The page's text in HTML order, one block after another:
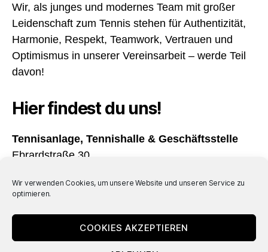
Wir verwenden Cookies, um unsere Website und unseren Service zu
optimieren.
COOKIES AKZEPTIEREN
Wir, als junges und modernes Team mit großer
Leidenschaft zum Tennis stehen für Authentizität,
Harmonie, Respekt, Teamwork, Vertrauen und
Optimismus in unserer Vereinsarbeit – werde Teil
davon!
Hier findest du uns!
Tennisanlage, Tennishalle & Geschäftsstelle
Ebrardstraße 30
Öffnungszeiten
Täglich von 08:00 – 22:00 Uhr geöffnet